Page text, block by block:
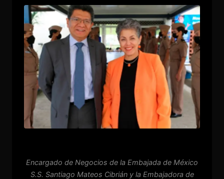
Encargado de Negocios de la Embajada de México
S.S. Santiago Mateos Cibrián y la Embajadora de